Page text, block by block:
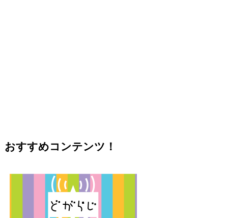
おすすめコンテンツ！